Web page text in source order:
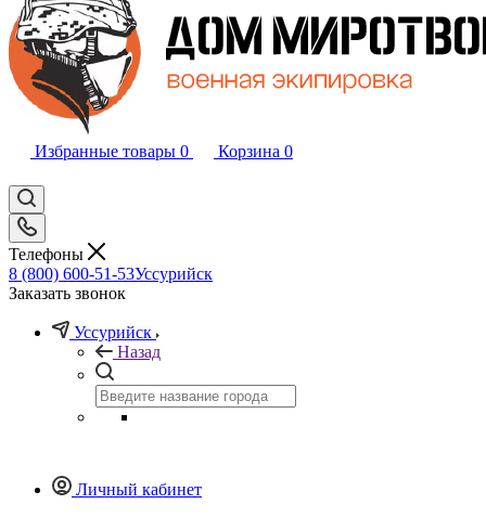
Избранные товары 0 Корзина 0
Телефоны
8 (800) 600-51-53Уссурийск
Заказать звонок
Уссурийск
Назад
Личный кабинет